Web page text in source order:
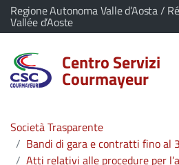
vai al contenuto
vai al menu principale
Home
Servizi
L'Amministrazione
Linea
Il comune di Centro Servizi
Regione Autonoma Valle d’Aosta /
Vallée d’Aoste(Apre il link in una
Centro Servizi
Courmayeur
Società Trasparente
Bandi di gara e contratti fino al
Atti relativi alle procedure per